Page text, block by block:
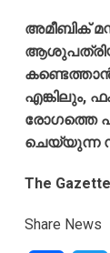
​അമീബിക്
എങ്കിലും,
രോഗത്തെ
ചെയ്യുന്ന
The Gazette
Share News